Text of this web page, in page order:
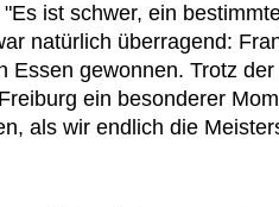
ist schwer, ein
natürlich überragend:
Essen gewonnen. Trotz
ein besonderer
als wir endlich die